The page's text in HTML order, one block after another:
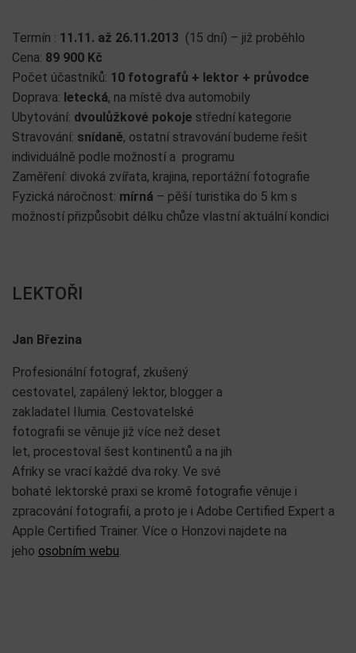
Termín : 11.11. až 26.11.2013 (15 dní) – již proběhlo
Cena: 89 900 Kč
Počet účastníků: 10 fotografů + lektor + průvodce
Doprava: letecká, na místě dva automobily
Ubytování: dvoulůžkové pokoje střední kategorie
Stravování: snídaně, ostatní stravování budeme řešit
individuálně podle možností a programu
Zaměření: divoká zvířata, krajina, reportážní fotografie
Fyzická náročnost: mírná – pěší turistika do 5 km s
možností přizpůsobit délku chůze vlastní aktuální kondici
LEKTOŘI
Jan Březina
Profesionální fotograf, zkušený
cestovatel, zapálený lektor, blogger a
zakladatel Ilumia. Cestovatelské
fotografii se věnuje již více než deset
let, procestoval šest kontinentů a na jih
Afriky se vrací každé dva roky. Ve své
bohaté lektorské praxi se kromě fotografie věnuje i
zpracování fotografií, a proto je i Adobe Certified Expert a
Apple Certified Trainer. Více o Honzovi najdete na
jeho osobním webu.